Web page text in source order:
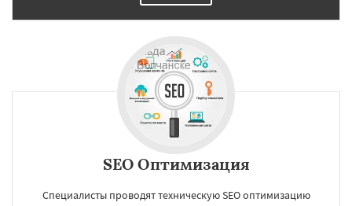
SEO Оптимизация
Специалисты проводят техническую SEO оптимизацию